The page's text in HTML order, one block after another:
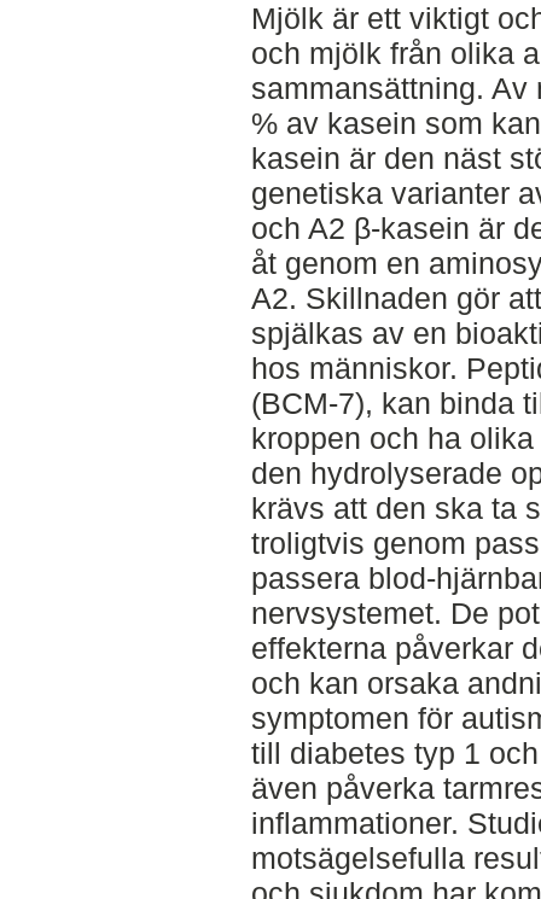
Mjölk är ett viktigt
och mjölk från olika
sammansättning. Av
% av kasein som
kasein är den näst
genetiska varianter
och A2 β-kasein är
åt genom en
A2. Skillnaden gör
spjälkas av en
hos människor.
(BCM-7), kan binda
kroppen och ha
den hydrolyserade
krävs att den ska ta
troligtvis genom
passera blod-
nervsystemet. De
effekterna påverkar
och kan orsaka
symptomen för
till diabetes typ 1
även påverka
inflammationer.
motsägelsefulla